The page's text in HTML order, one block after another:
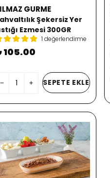
GURME
Şekersiz Yer
Ezmesi 300GR
1 değerlendirme
105.00
SEPETE EKLE